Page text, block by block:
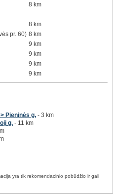
8 km
8 km
pr. 60) 8 km
9 km
9 km
9 km
9 km
Pieninės g. - 3 km
g. - 11 km
yra tik rekomendacinio pobūdžio ir gali